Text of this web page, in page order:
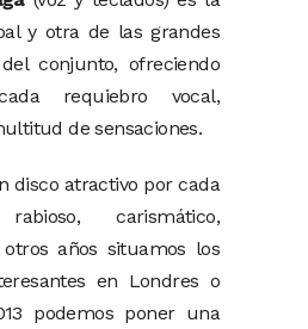
y otra de las grandes
conjunto, ofreciendo
requiebro vocal,
de sensaciones.
disco atractivo por cada
rabioso, carismático,
años situamos los
en Londres o
podemos poner una